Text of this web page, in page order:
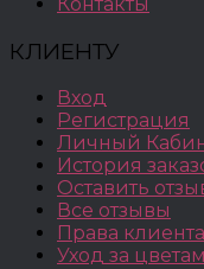
КЛИЕНТУ
Вход
Регистрация
Личный
История
Оставить
Все отзывы
Права клиента
Уход за